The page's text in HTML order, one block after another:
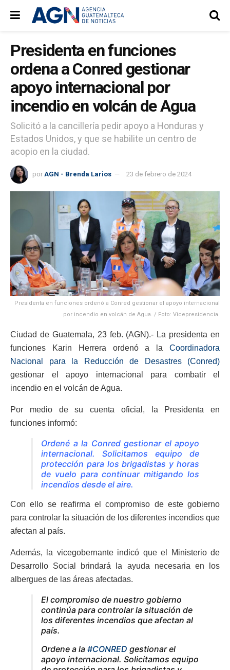
Presidenta en funciones
ordena a Conred gestionar
apoyo internacional por
incendio en volcán de Agua
Solicitó a la cancillería pedir apoyo a Honduras y
Estados Unidos, y que se habilite un centro de
acopio en la ciudad.
por AGN - Brenda Larios 23 de febrero de 2024
Presidenta en funciones ordenó a Conred gestionar el apoyo internacional
por incendio en volcán de Agua. / Foto: Vicepresidencia.
Ciudad de Guatemala, 23 feb. (AGN).- La presidenta en
funciones Karin Herrera ordenó a la Coordinadora
Nacional para la Reducción de Desastres (Conred)
gestionar el apoyo internacional para combatir el
incendio en el volcán de Agua.
Por medio de su cuenta oficial, la Presidenta en
funciones informó:
Ordené a la Conred gestionar el apoyo
internacional. Solicitamos equipo de
protección para los brigadistas y horas
de vuelo para continuar mitigando los
incendios desde el aire.
Con ello se reafirma el compromiso de este gobierno
para controlar la situación de los diferentes incendios que
afectan al país.
Además, la vicegobernante indicó que el Ministerio de
Desarrollo Social brindará la ayuda necesaria en los
albergues de las áreas afectadas.
El compromiso de nuestro gobierno
continúa para controlar la situación de
los diferentes incendios que afectan al
país.
Ordene a la #CONRED gestionar el
apoyo internacional. Solicitamos equipo